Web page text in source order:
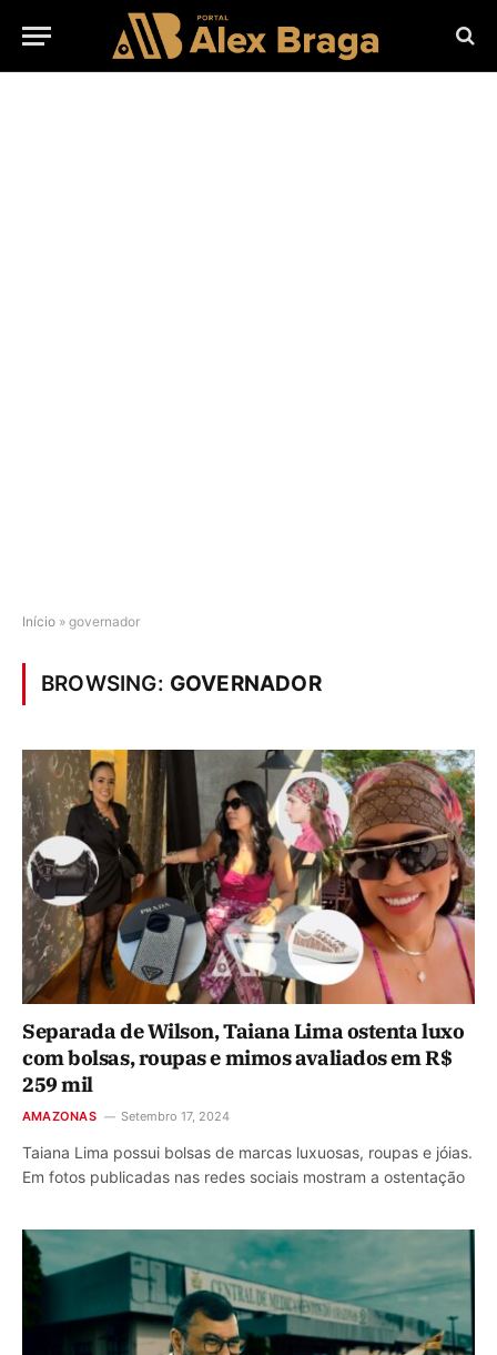
Início » governador
BROWSING: GOVERNADOR
Separada de Wilson, Taiana Lima ostenta luxo
com bolsas, roupas e mimos avaliados em R$
259 mil
AMAZONAS Setembro 17, 2024
Taiana Lima possui bolsas de marcas luxuosas, roupas e jóias.
Em fotos publicadas nas redes sociais mostram a ostentação